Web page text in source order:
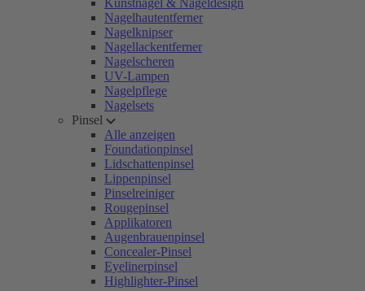
Kunstnägel & Nageldesign
Nagelhautentferner
Nagelknipser
Nagellackentferner
Nagelscheren
UV-Lampen
Nagelpflege
Nagelsets
Pinsel
Alle anzeigen
Foundationpinsel
Lidschattenpinsel
Lippenpinsel
Pinselreiniger
Rougepinsel
Applikatoren
Augenbrauenpinsel
Concealer-Pinsel
Eyelinerpinsel
Highlighter-Pinsel